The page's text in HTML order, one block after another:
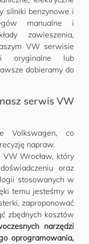
silniki benzynowe i
manualne i
zawieszenia,
VW serwisie
oryginalne lub
dobieramy do
serwis VW
Volkswagen, co
napraw.
Wrocław, który
oraz
stosowanych w
temu jesteśmy w
zaproponować
zbędnych kosztów
narzędzi
oprogramowania,